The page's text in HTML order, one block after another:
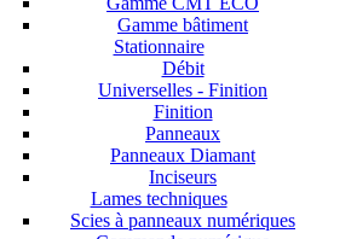
Gamme bâtiment
Stationnaire
Débit
Universelles - Finition
Finition
Panneaux
Panneaux Diamant
Inciseurs
Lames techniques
Scies à panneaux numériques